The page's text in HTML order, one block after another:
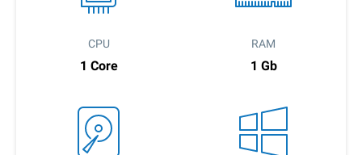
CPU
1 Core
RAM
1 Gb